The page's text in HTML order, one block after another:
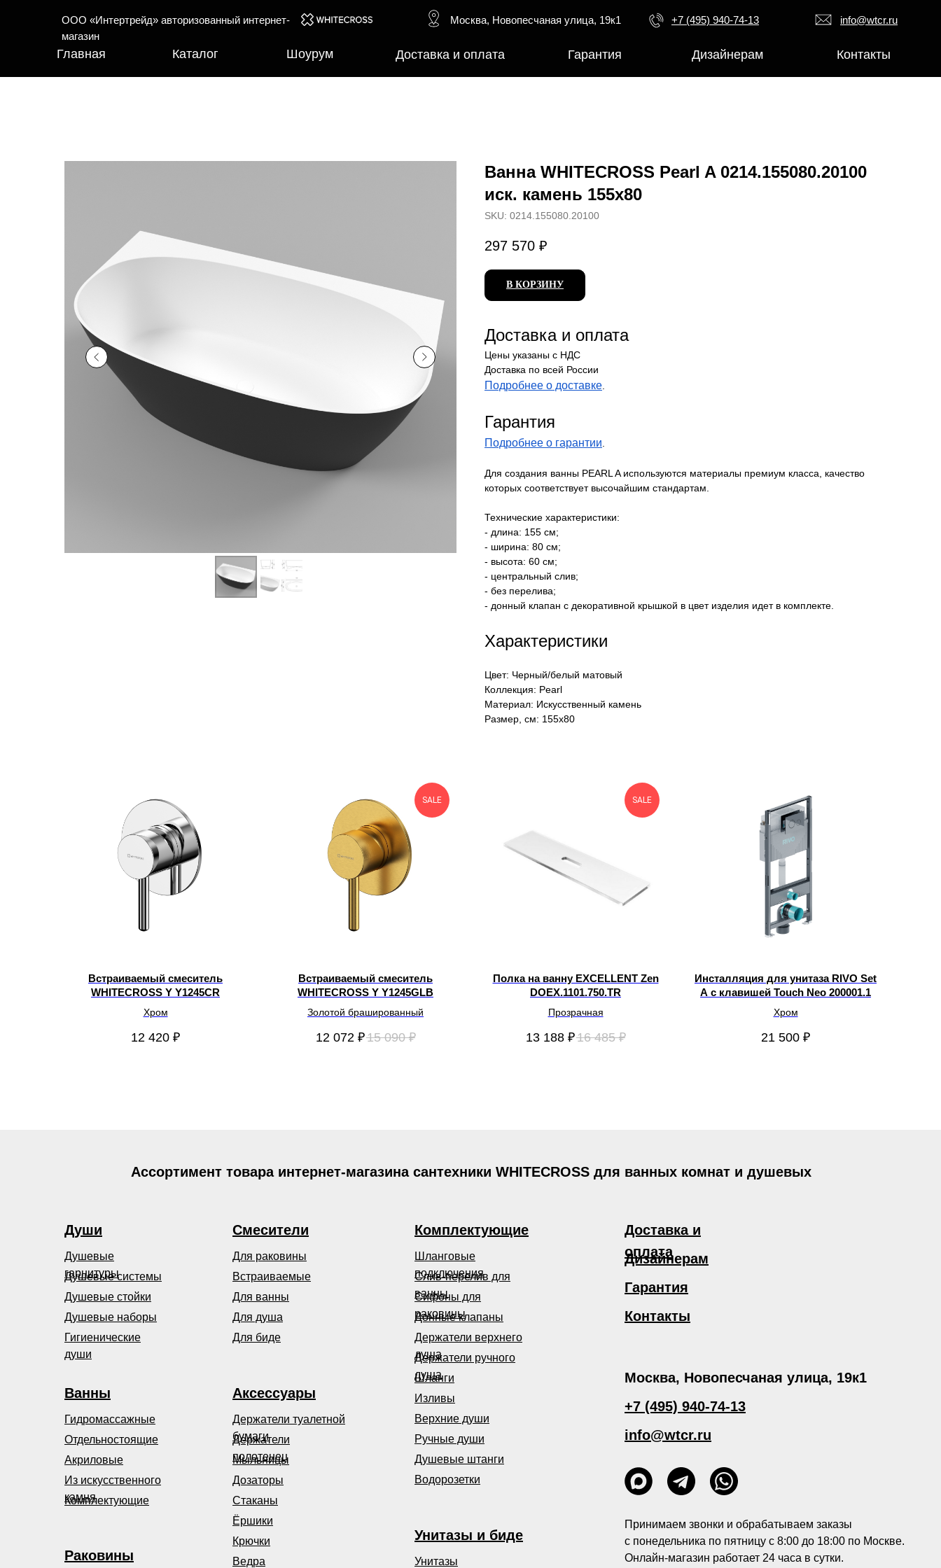
ООО «Интертрейд» авторизованный интернет-
магазин
Москва, Новопесчаная улица, 19к1 +7 (495) 940-74-13 info@wtcr.ru
Главная Каталог Шоурум Доставка и оплата Гарантия Дизайнерам Контакты
Ванна WHITECROSS Pearl A 0214.155080.20100
иск. камень 155х80
SKU: 0214.155080.20100
297 570 ₽
В КОРЗИНУ
Доставка и оплата
Цены указаны с НДС
Доставка по всей России
Подробнее о доставке.
Гарантия
Подробнее о гарантии.
Для создания ванны PEARL A используются материалы премиум класса, качество
которых соответствует высочайшим стандартам.
Технические характеристики:
- длина: 155 см;
- ширина: 80 см;
- высота: 60 см;
- центральный слив;
- без перелива;
- донный клапан с декоративной крышкой в цвет изделия идет в комплекте.
Характеристики
Цвет: Черный/белый матовый
Коллекция: Pearl
Материал: Искусственный камень
Размер, см: 155х80
Встраиваемый смеситель
WHITECROSS Y Y1245CR
Хром
12 420 ₽
SALE
Встраиваемый смеситель
WHITECROSS Y Y1245GLB
Золотой брашированный
12 072 ₽15 090 ₽
SALE
Полка на ванну EXCELLENT Zen
DOEX.1101.750.TR
Прозрачная
13 188 ₽16 485 ₽
Инсталляция для унитаза RIVO Set
А с клавишей Touch Neo 200001.1
Хром
21 500 ₽
Смесители
Души
Душевые
гарнитуры
Душевые системы
Гигиенические
души
Аксессуары
Держатели туалетной
бумаги
Держатели
полотенец
Мыльницы
Раковины
Встраиваемые
Для биде
Для ванны
Для душа
Для раковины
Ванны
Из искусственного
камня
Комплектующие
Шланговые
подключения
Слив-перелив для
ванны
Сифоны для
раковины
Донные клапаны
Дизайнерам
Доставка и
оплата
Гарантия
Контакты
Душевые стойки
Душевые наборы
Дозаторы
Держатели верхнего
душа
Гидромассажные
Акриловые
Отдельностоящие
Комплектующие
Унитазы
Унитазы и биде
Стаканы
Ёршики
Крючки
Ведра
Держатели ручного
душа
Шланги
Изливы
Верхние души
Ручные души
Москва, Новопесчаная улица, 19к1
info@wtcr.ru
+7 (495) 940-74-13
Душевые штанги
Водорозетки
Принимаем звонки и обрабатываем заказы
с понедельника по пятницу с 8:00 до 18:00 по Москве.
Онлайн-магазин работает 24 часа в сутки.
Ассортимент товара интернет-магазина сантехники WHITECROSS для ванных комнат и душевых